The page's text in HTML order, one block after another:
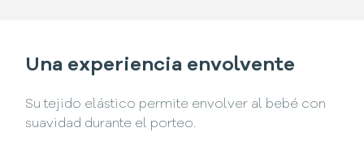
Una experiencia envolvente
Su tejido elástico permite envolver al bebé con
suavidad durante el porteo.